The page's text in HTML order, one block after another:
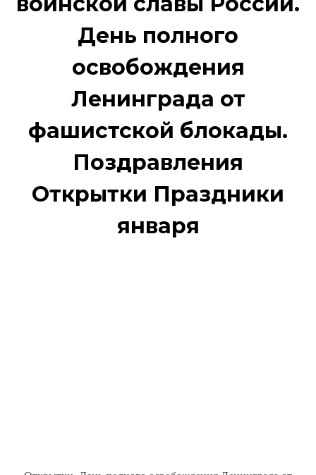
День полного
освобождения
Ленинграда от
фашистской блокады.
Поздравления
Открытки Праздники
января